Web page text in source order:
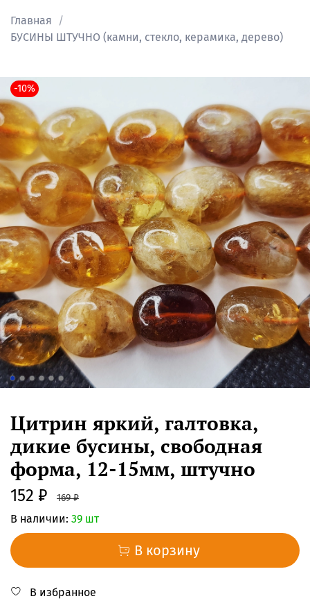
Главная
БУСИНЫ ШТУЧНО (камни, стекло, керамика, дерево)
-10%
Цитрин яркий, галтовка,
дикие бусины, свободная
форма, 12-15мм, штучно
152 ₽ 169 ₽
В наличии: 39 шт
В корзину
В избранное